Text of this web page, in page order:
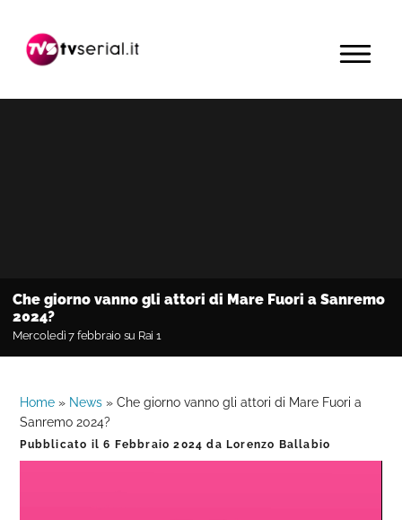
navigazione
contenuto
barra
primaria
MENU
Che giorno vanno gli attori di Mare Fuori a Sanremo
2024?
Mercoledì 7 febbraio su Rai 1
Home » News »Che giorno vanno gli attori di Mare Fuori a
Sanremo 2024?
Pubblicato il6 Febbraio 2024 da Lorenzo Ballabio